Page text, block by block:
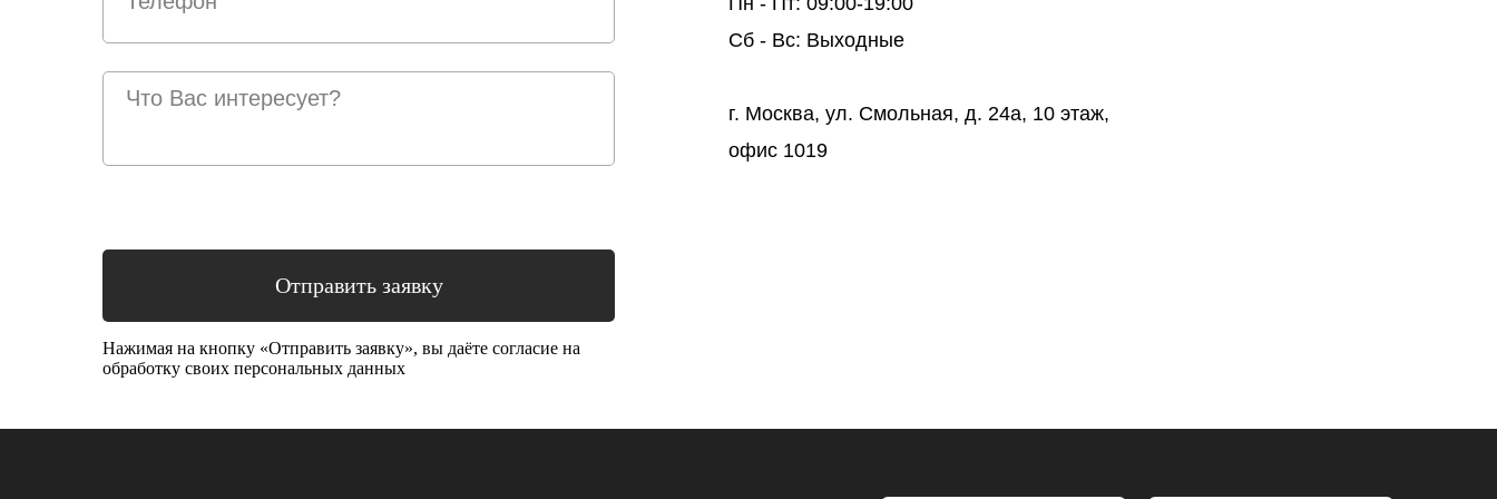
Отправить заявку
Нажимая на кнопку «Отправить заявку», вы даёте согласие на
обработку своих персональных данных
Сб - Вс: Выходные
г. Москва, ул. Смольная, д. 24а, 10 этаж,
офис 1019